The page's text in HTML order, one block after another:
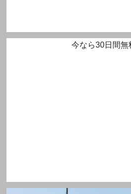
今なら30日間無